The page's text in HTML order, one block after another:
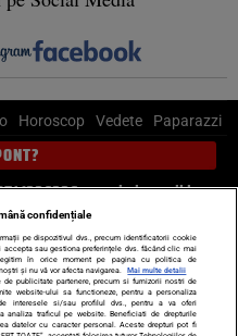
Horoscop Vedete Paparazzi
sau trimite mail la
Politică
Dictionar de vise
LIFE STYLE
confidențiale
pe dispozitivul dvs., precum identificatorii cookie
accepta sau gestiona preferințele dvs. făcând clic mai
în orice moment pe pagina cu politica de
și nu vă vor afecta navigarea.
Mai multe detalii
publicitate partenere, precum si furnizorii nostri de
website-ului sa functioneze, pentru a personaliza
interesele si/sau profilul dvs., pentru a va oferi
analiza traficul pe website. Beneficiati de drepturile
datelor cu caracter personal. Aceste drepturi pot fi